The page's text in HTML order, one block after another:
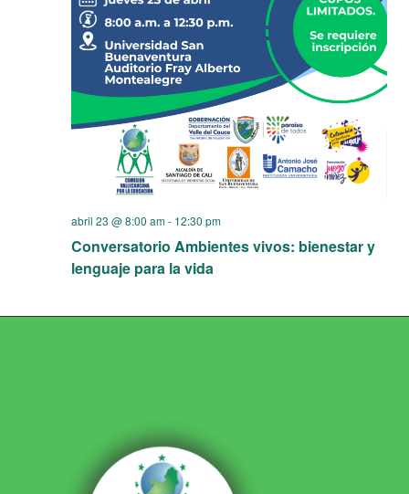
abril 23 @ 8:00 am- 12:30 pm
Conversatorio Ambientes vivos: bienestar y
lenguaje para la vida